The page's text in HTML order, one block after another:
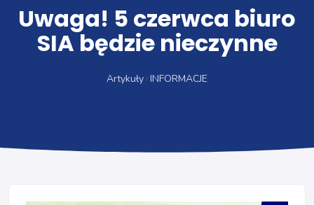
Uwaga! 5 czerwca biuro
SIA będzie nieczynne
Artykuły INFORMACJE